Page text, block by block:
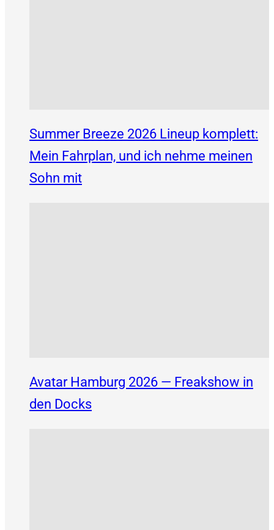
Summer Breeze 2026 Lineup komplett:
Mein Fahrplan, und ich nehme meinen
Sohn mit
Avatar Hamburg 2026 — Freakshow in
den Docks